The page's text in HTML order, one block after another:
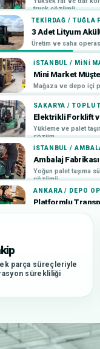
truck çözümü.
TEKIRDAĞ / TUĞLA
3 Adet Lityum
Üretim ve saha
İSTANBUL / MINI
Mini Market
Mağaza ve depo içi
SAKARYA / TOPLU
Elektrikli Forklift
Yükleme ve palet
çözüm.
İSTANBUL /
Ambalaj
Yoğun palet taşıma
çözümü.
ANKARA / DEPO
Platformlu
Yoğun depo içi
BURSA / ZINCIR
Zincir Market
Dağıtım merkezi
çözüm.
İSTANBUL / TOPLU
İstanbul
Birden fazla forklift
Bursa Otonom
Tekrarlayan taşıma
parça süreçleriyle
sürekliliği